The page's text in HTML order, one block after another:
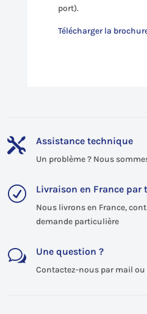
port).
Télécharger la
 Assistance technique
Un problème ? Nous
R Livraison en France par
Nous livrons en France,
demande particulière
w Une question ?
Contactez-nous par mail ou